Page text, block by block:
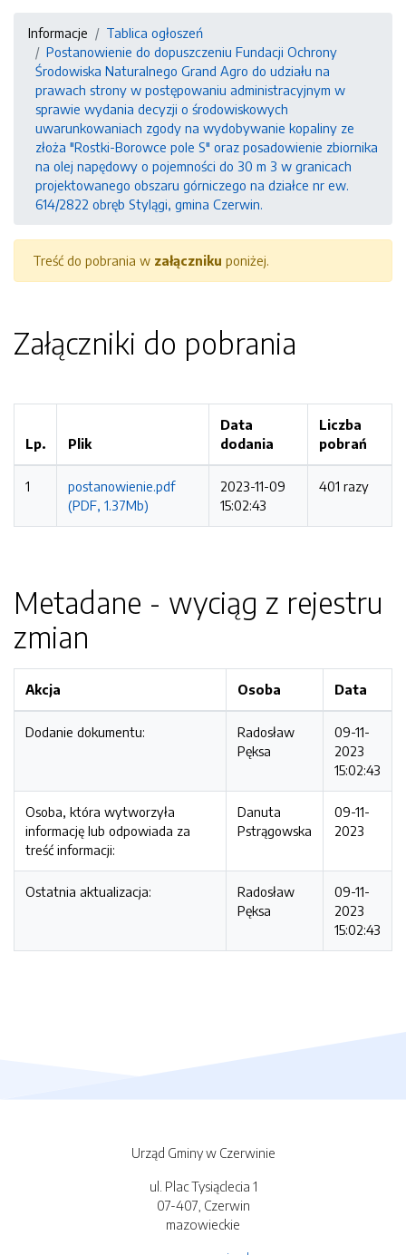
Informacje
Tablica ogłoszeń
Postanowienie do dopuszczeniu Fundacji Ochrony
Środowiska Naturalnego Grand Agro do udziału na
prawach strony w postępowaniu administracyjnym w
sprawie wydania decyzji o środowiskowych
uwarunkowaniach zgody na wydobywanie kopaliny ze
złoża "Rostki-Borowce pole S" oraz posadowienie zbiornika
na olej napędowy o pojemności do 30 m 3 w granicach
projektowanego obszaru górniczego na działce nr ew.
614/2822 obręb Stylągi, gmina Czerwin.
Treść do pobrania w załączniku poniżej.
Załączniki do pobrania
Lp. Plik
Data
dodania
Liczba
pobrań
1
postanowienie.pdf
(PDF, 1.37Mb)
2023-11-09
15:02:43
401 razy
Metadane - wyciąg z rejestru
zmian
Akcja Osoba Data
Dodanie dokumentu:
Radosław
Pęksa
09-11-
2023
15:02:43
Osoba, która wytworzyła
informację lub odpowiada za
treść informacji:
Danuta
Pstrągowska
09-11-
2023
Ostatnia aktualizacja:
Radosław
Pęksa
09-11-
2023
15:02:43
Urząd Gminy w Czerwinie
ul. Plac Tysiąclecia 1
07-407, Czerwin
mazowieckie